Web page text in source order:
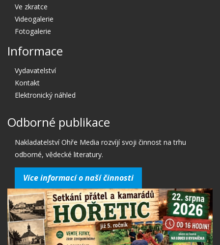
Ve zkratce
Videogalerie
Fotogalerie
Informace
Vydavatelství
Kontakt
Elektronický náhled
Odborné publikace
Nakladatelství Ohře Media rozvíjí svoji činnost na trhu
odborné, vědecké literatury.
Více informací o naší činnosti